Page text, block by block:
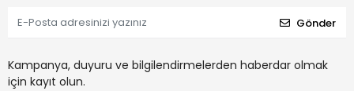
Gönder
Kampanya, duyuru ve bilgilendirmelerden haberdar olmak
için kayıt olun.